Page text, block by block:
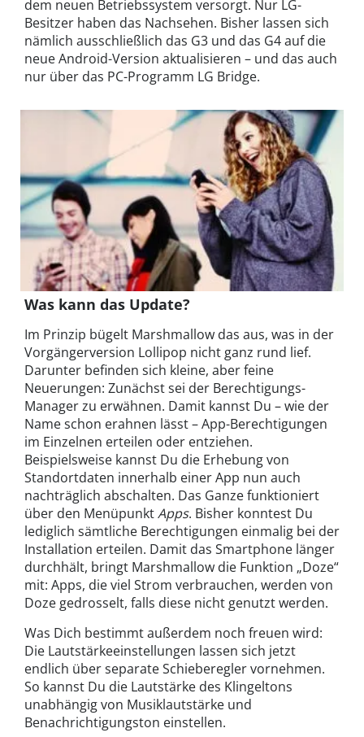
dem neuen Betriebssystem versorgt. Nur LG-
Besitzer haben das Nachsehen. Bisher lassen sich
nämlich ausschließlich das G3 und das G4 auf die
neue Android-Version aktualisieren – und das auch
nur über das PC-Programm LG Bridge.
Was kann das Update?
Im Prinzip bügelt Marshmallow das aus, was in der
Vorgängerversion Lollipop nicht ganz rund lief.
Darunter befinden sich kleine, aber feine
Neuerungen: Zunächst sei der Berechtigungs-
Manager zu erwähnen. Damit kannst Du – wie der
Name schon erahnen lässt – App-Berechtigungen
im Einzelnen erteilen oder entziehen.
Beispielsweise kannst Du die Erhebung von
Standortdaten innerhalb einer App nun auch
nachträglich abschalten. Das Ganze funktioniert
über den MenüpunktApps. Bisher konntest Du
lediglich sämtliche Berechtigungen einmalig bei der
Installation erteilen. Damit das Smartphone länger
durchhält, bringt Marshmallow die Funktion „Doze“
mit: Apps, die viel Strom verbrauchen, werden von
Doze gedrosselt, falls diese nicht genutzt werden.
Was Dich bestimmt außerdem noch freuen wird:
Die Lautstärkeeinstellungen lassen sich jetzt
endlich über separate Schieberegler vornehmen.
So kannst Du die Lautstärke des Klingeltons
unabhängig von Musiklautstärke und
Benachrichtigungston einstellen.